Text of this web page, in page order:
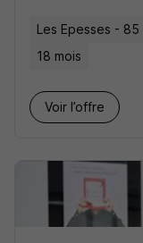
Les Epesses - 85
18 mois
Voir l’offre